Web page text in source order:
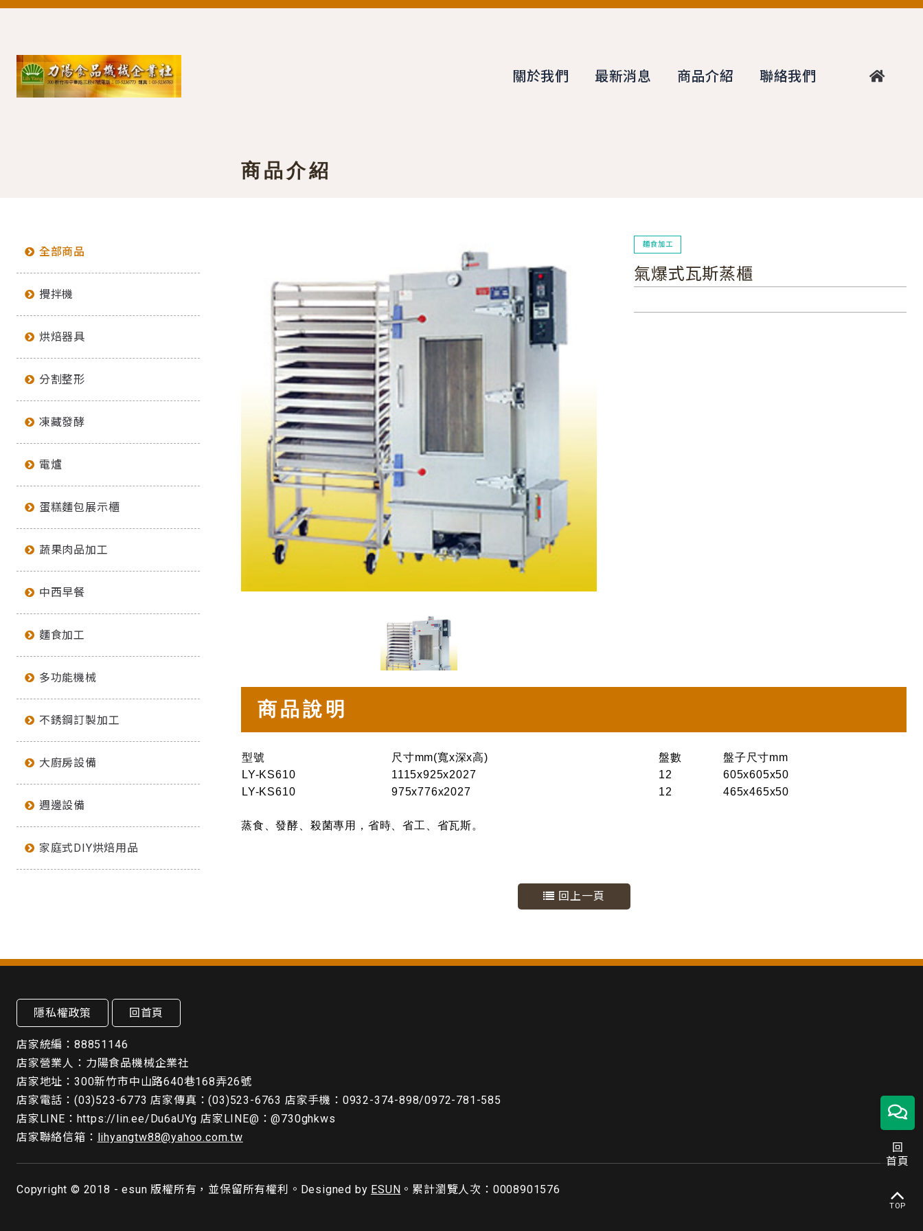
關於我們 最新消息 商品介紹 聯絡我們
全部商品
攪拌機
烘焙器具
分割整形
凍藏發酵
電爐
蛋糕麵包展示櫃
蔬果肉品加工
中西早餐
麵食加工
多功能機械
不銹鋼訂製加工
大廚房設備
週邊設備
家庭式DIY烘焙用品
商品介紹
麵食加工
氣爆式瓦斯蒸櫃
商品說明
型號 尺寸mm(寬x深x高) 盤數
盤子尺寸mm
LY-KS610
1115x925x2027 12
605x605x50
LY-KS610
975x776x2027 12 465x465x50
蒸食、發酵、殺菌專用，省時、省工、省瓦斯。
回上一頁
隱私權政策 回首頁
店家統編：88851146
店家營業人：力陽食品機械企業社
店家地址：300新竹市中山路640巷168弄26號
店家電話：(03)523-6773 店家傳真：(03)523-6763 店家手機：0932-374-898/0972-781-585
店家LINE：https://lin.ee/Du6aUYg 店家LINE@：@730ghkws
店家聯絡信箱： lihyangtw88@yahoo.com.tw
Copyright © 2018 - esun 版權所有，並保留所有權利。Designed by ESUN 。累計瀏覽人次：0008901576
回
首頁
TOP